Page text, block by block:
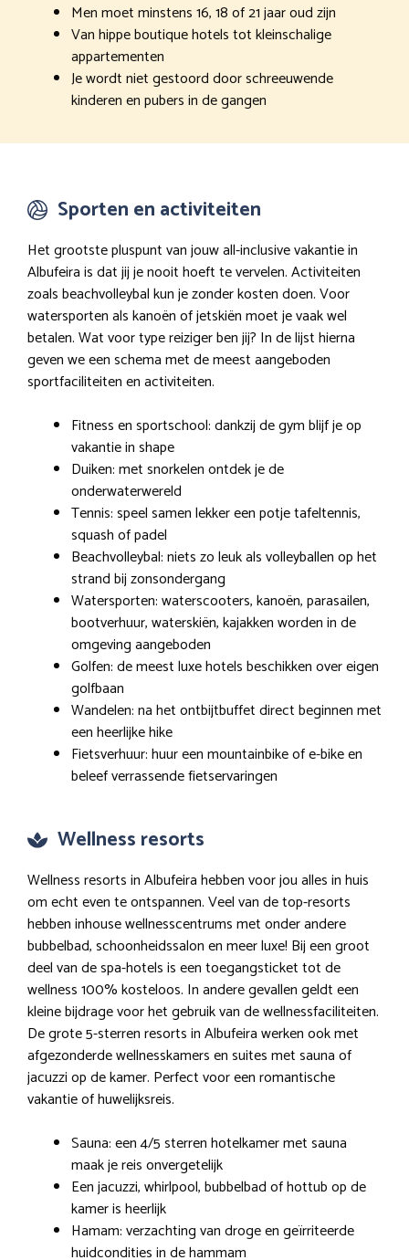
Men moet minstens 16, 18 of 21 jaar oud zijn
Van hippe boutique hotels tot kleinschalige
appartementen
Je wordt niet gestoord door schreeuwende
kinderen en pubers in de gangen
Sporten en activiteiten
Het grootste pluspunt van jouw all-inclusive vakantie in
Albufeira is dat jij je nooit hoeft te vervelen. Activiteiten
zoals beachvolleybal kun je zonder kosten doen. Voor
watersporten als kanoën of jetskiën moet je vaak wel
betalen. Wat voor type reiziger ben jij? In de lijst hierna
geven we een schema met de meest aangeboden
sportfaciliteiten en activiteiten.
Fitness en sportschool: dankzij de gym blijf je op
vakantie in shape
Duiken: met snorkelen ontdek je de
onderwaterwereld
Tennis: speel samen lekker een potje tafeltennis,
squash of padel
Beachvolleybal: niets zo leuk als volleyballen op het
strand bij zonsondergang
Watersporten: waterscooters, kanoën, parasailen,
bootverhuur, waterskiën, kajakken worden in de
omgeving aangeboden
Golfen: de meest luxe hotels beschikken over eigen
golfbaan
Wandelen: na het ontbijtbuffet direct beginnen met
een heerlijke hike
Fietsverhuur: huur een mountainbike of e-bike en
beleef verrassende fietservaringen
Wellness resorts
Wellness resorts in Albufeira hebben voor jou alles in huis
om echt even te ontspannen. Veel van de top-resorts
hebben inhouse wellnesscentrums met onder andere
bubbelbad, schoonheidssalon en meer luxe! Bij een groot
deel van de spa-hotels is een toegangsticket tot de
wellness 100% kosteloos. In andere gevallen geldt een
kleine bijdrage voor het gebruik van de wellnessfaciliteiten.
De grote 5-sterren resorts in Albufeira werken ook met
afgezonderde wellnesskamers en suites met sauna of
jacuzzi op de kamer. Perfect voor een romantische
vakantie of huwelijksreis.
Sauna: een 4/5 sterren hotelkamer met sauna
maak je reis onvergetelijk
Een jacuzzi, whirlpool, bubbelbad of hottub op de
kamer is heerlijk
Hamam: verzachting van droge en geïrriteerde
huidcondities in de hammam